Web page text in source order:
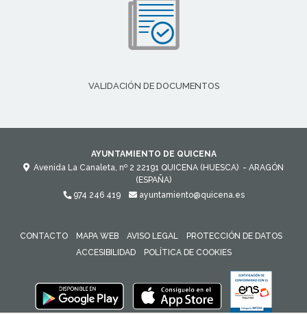
VALIDACIÓN DE DOCUMENTOS
AYUNTAMIENTO DE QUICENA
Avenida La Canaleta, nº 2 22191 QUICENA (HUESCA) - ARAGÓN
(ESPAÑA)
974 246 419
ayuntamiento@quicena.es
CONTACTO MAPA WEB AVISO LEGAL
PROTECCIÓN DE DATOS
ACCESIBILIDAD
POLÍTICA DE COOKIES